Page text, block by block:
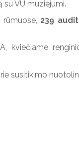
VU muziejumi.
239
kviečiame
susitikimo